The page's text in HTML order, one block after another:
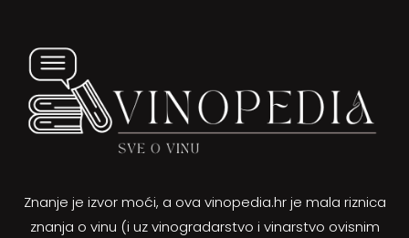
Znanje je izvor moći, a ova vinopedia.hr je mala riznica
znanja o vinu (i uz vinogradarstvo i vinarstvo ovisnim